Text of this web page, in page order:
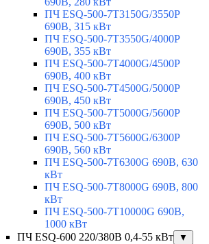
ПЧ ESQ-500-7T3150G/3550P
690В, 315 кВт
ПЧ ESQ-500-7T3550G/4000P
690В, 355 кВт
ПЧ ESQ-500-7T4000G/4500P
690В, 400 кВт
ПЧ ESQ-500-7T4500G/5000P
690В, 450 кВт
ПЧ ESQ-500-7T5000G/5600P
690В, 500 кВт
ПЧ ESQ-500-7T5600G/6300P
690В, 560 кВт
ПЧ ESQ-500-7T6300G 690В, 630
кВт
ПЧ ESQ-500-7T8000G 690В, 800
кВт
ПЧ ESQ-500-7T10000G 690В,
1000 кВт
ПЧ ESQ-600 220/380В 0,4-55 кВт
▼